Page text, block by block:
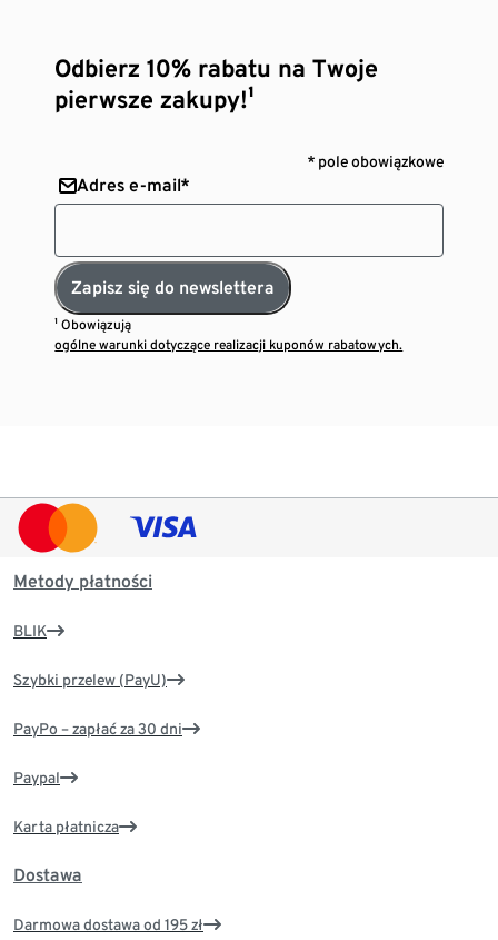
Odbierz 10% rabatu na Twoje
pierwsze zakupy!¹
* pole obowiązkowe
Adres e-mail*
Zapisz się do newslettera
¹ Obowiązują
ogólne warunki dotyczące realizacji kuponów rabatowych.
Metody płatności
BLIK
Szybki przelew (PayU)
PayPo – zapłać za 30 dni
Paypal
Karta płatnicza
Dostawa
Darmowa dostawa od 195 zł